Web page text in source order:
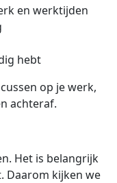
en werktijden
hebt
op je werk,
achteraf.
Het is belangrijk
Daarom kijken we